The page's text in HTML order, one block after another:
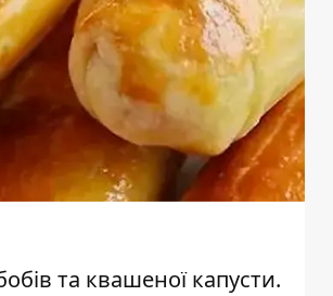
та квашеної капусти.